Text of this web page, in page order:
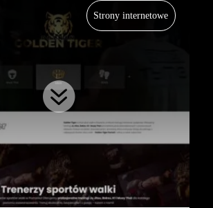
Strony internetowe
